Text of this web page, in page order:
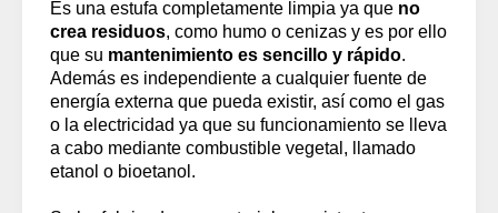
Es una estufa completamente limpia ya que no
crea residuos, como humo o cenizas y es por ello
que su mantenimiento es sencillo y rápido.
Además es independiente a cualquier fuente de
energía externa que pueda existir, así como el gas
o la electricidad ya que su funcionamiento se lleva
a cabo mediante combustible vegetal, llamado
etanol o bioetanol.